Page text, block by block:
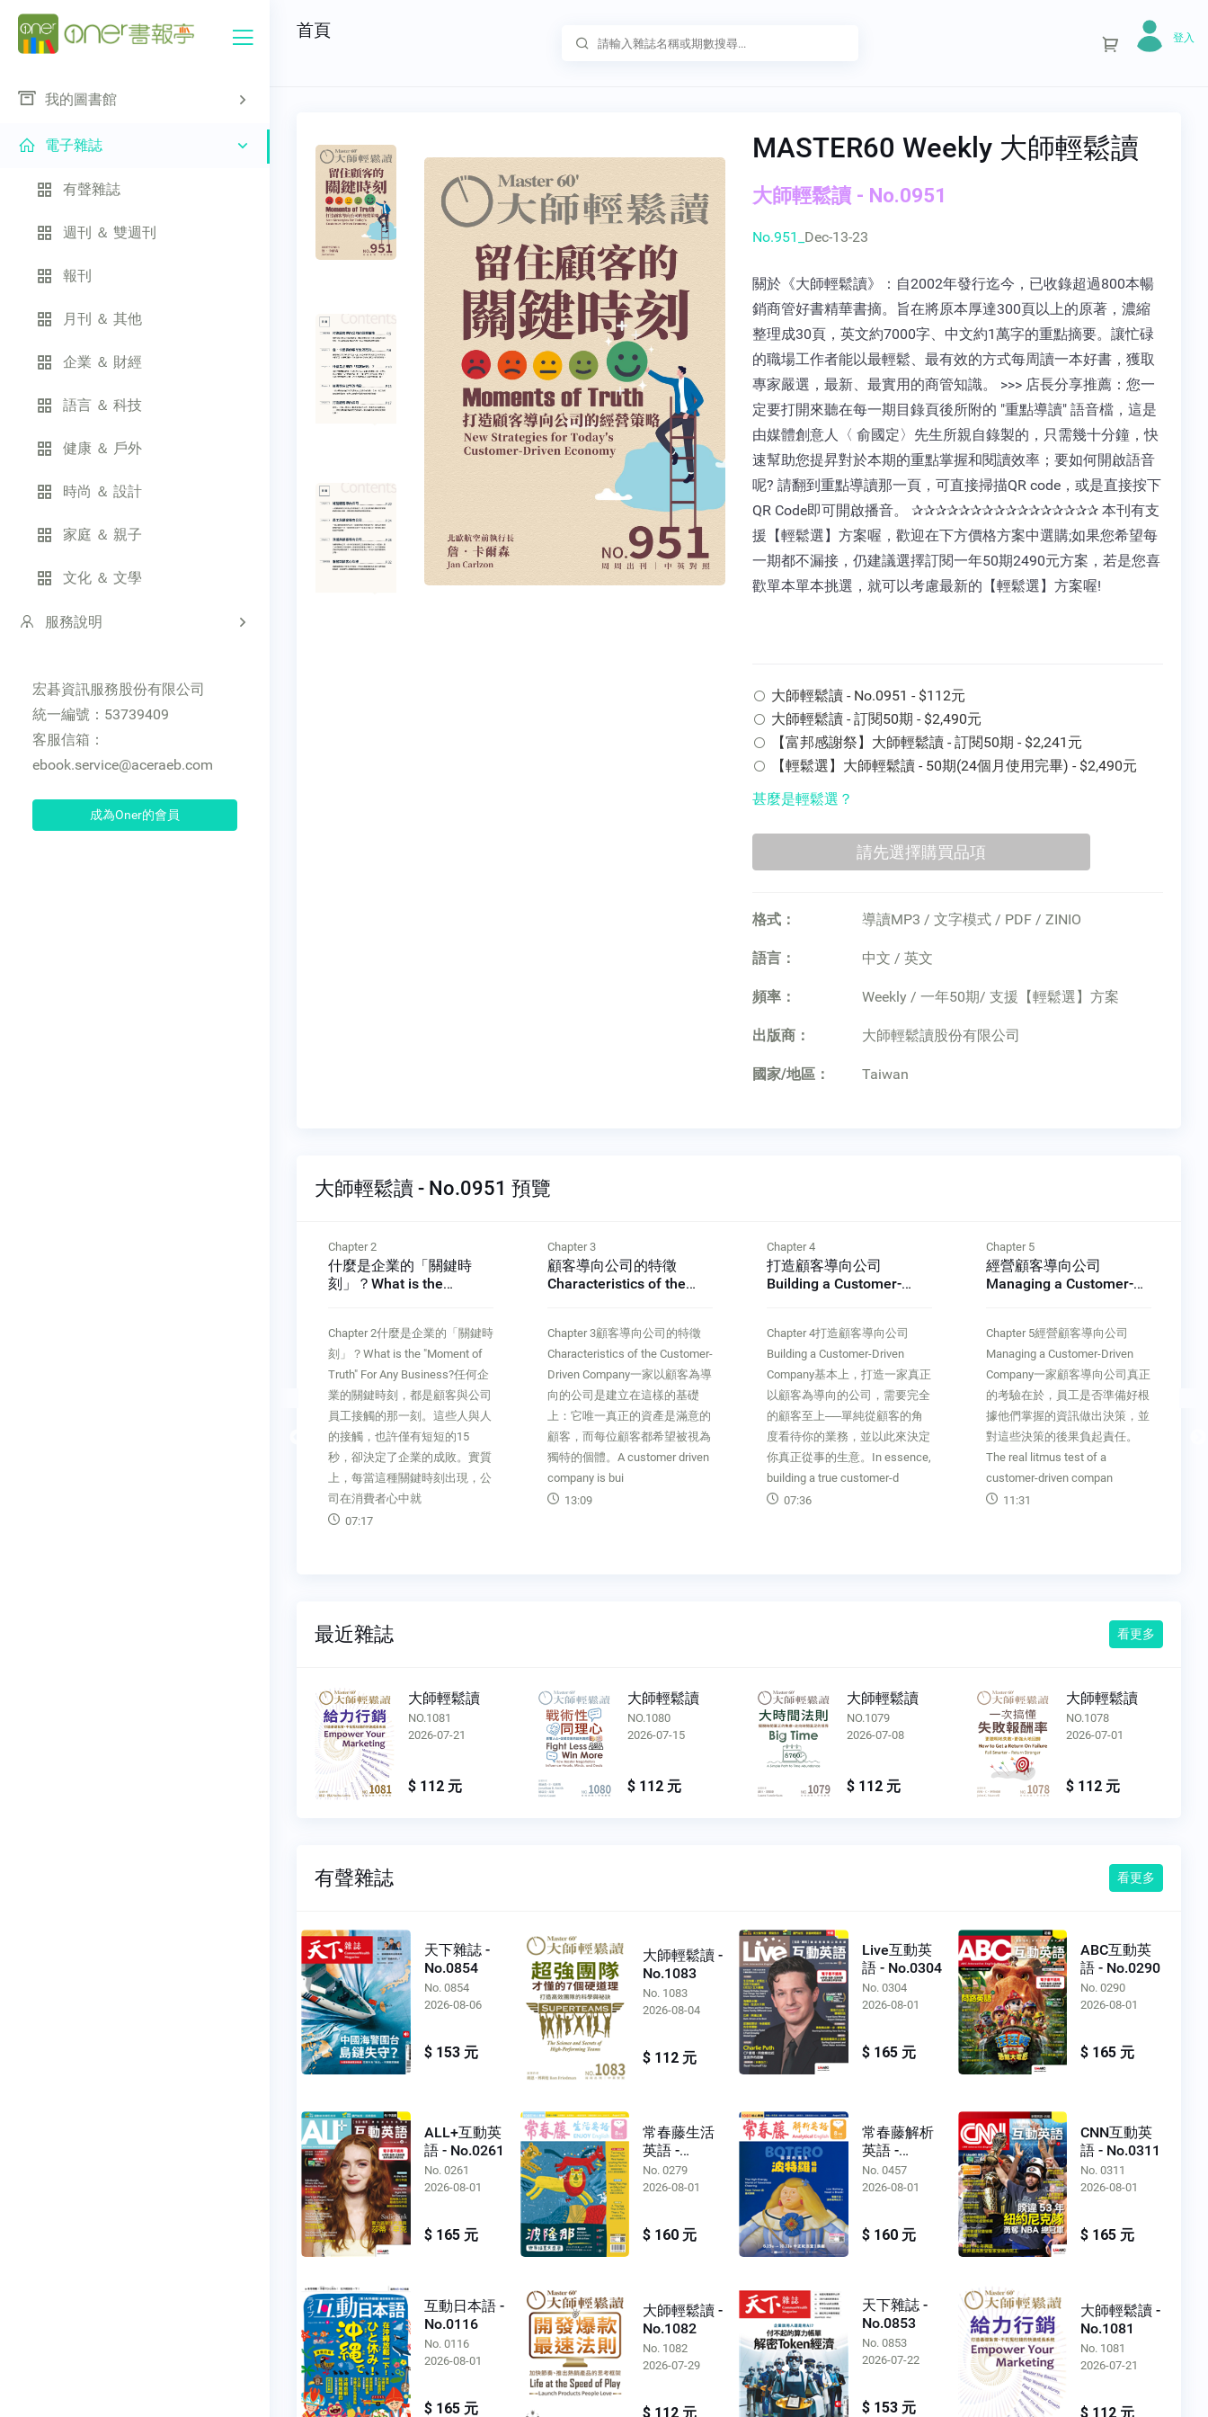
我的圖書館
電子雜誌
有聲雜誌
週刊 ＆ 雙週刊
報刊
月刊 ＆ 其他
企業 ＆ 財經
語言 ＆ 科技
健康 ＆ 戶外
時尚 ＆ 設計
家庭 ＆ 親子
文化 ＆ 文學
服務說明
宏碁資訊服務股份有限公司
統一編號：53739409
客服信箱：
ebook.service@aceraeb.com
成為Oner的會員
首頁 登入
MASTER60 Weekly 大師輕鬆讀
大師輕鬆讀 - No.0951
No.951_ Dec-13-23
關於《大師輕鬆讀》：自2002年發行迄今，已收錄超過800本暢
銷商管好書精華書摘。旨在將原本厚達300頁以上的原著，濃縮
整理成30頁，英文約7000字、中文約1萬字的重點摘要。讓忙碌
的職場工作者能以最輕鬆、最有效的方式每周讀一本好書，獲取
專家嚴選，最新、最實用的商管知識。 >>> 店長分享推薦：您一
定要打開來聽在每一期目錄頁後所附的 "重點導讀" 語音檔，這是
由媒體創意人〈 俞國定〉先生所親自錄製的，只需幾十分鐘，快
速幫助您提昇對於本期的重點掌握和閱讀效率；要如何開啟語音
呢? 請翻到重點導讀那一頁，可直接掃描QR code，或是直接按下
QR Code即可開啟播音。 ✰✰✰✰✰✰✰✰✰✰✰✰✰✰✰✰ 本刊有支
援【輕鬆選】方案喔，歡迎在下方價格方案中選購;如果您希望每
一期都不漏接，仍建議選擇訂閱一年50期2490元方案，若是您喜
歡單本單本挑選，就可以考慮最新的【輕鬆選】方案喔!
大師輕鬆讀 - No.0951 - $112元
大師輕鬆讀 - 訂閱50期 - $2,490元
【富邦感謝祭】大師輕鬆讀 - 訂閱50期 - $2,241元
【輕鬆選】大師輕鬆讀 - 50期(24個月使用完畢) - $2,490元
甚麼是輕鬆選？
格式： 導讀MP3 / 文字模式 / PDF / ZINIO
語言： 中文 / 英文
頻率： Weekly / 一年50期/ 支援【輕鬆選】方案
出版商： 大師輕鬆讀股份有限公司
國家/地區： Taiwan
大師輕鬆讀 - No.0951 預覽
Previous
Chapter 2
什麼是企業的「關鍵時
刻」？What is the
Chapter 2什麼是企業的「關鍵時
刻」？What is the "Moment of
Truth" For Any Business?任何企
業的關鍵時刻，都是顧客與公司
員工接觸的那一刻。這些人與人
的接觸，也許僅有短短的15
秒，卻決定了企業的成敗。實質
上，每當這種關鍵時刻出現，公
司在消費者心中就
07:17
Chapter 3
顧客導向公司的特徵
Characteristics of the
Chapter 3顧客導向公司的特徵
Characteristics of the Customer-
Driven Company一家以顧客為導
向的公司是建立在這樣的基礎
上：它唯一真正的資產是滿意的
顧客，而每位顧客都希望被視為
獨特的個體。A customer driven
company is bui
13:09
Chapter 4
打造顧客導向公司
Building a Customer-
Chapter 4打造顧客導向公司
Building a Customer-Driven
Company基本上，打造一家真正
以顧客為導向的公司，需要完全
的顧客至上──單純從顧客的角
度看待你的業務，並以此來決定
你真正從事的生意。In essence,
building a true customer-d
07:36
Chapter 5
經營顧客導向公司
Managing a Customer-
Chapter 5經營顧客導向公司
Managing a Customer-Driven
Company一家顧客導向公司真正
的考驗在於，員工是否準備好根
據他們掌握的資訊做出決策，並
對這些決策的後果負起責任。
The real litmus test of a
customer-driven compan
11:31
最近雜誌 看更多
大師輕鬆讀
NO.1081
2026-07-21
$ 112 元
大師輕鬆讀
NO.1080
2026-07-15
$ 112 元
大師輕鬆讀
NO.1079
2026-07-08
$ 112 元
大師輕鬆讀
NO.1078
2026-07-01
$ 112 元
有聲雜誌 看更多
天下雜誌 -
No.0854
No. 0854
2026-08-06
$ 153 元
大師輕鬆讀 -
No.1083
No. 1083
2026-08-04
$ 112 元
Live互動英
語 - No.0304
No. 0304
2026-08-01
$ 165 元
ABC互動英
語 - No.0290
No. 0290
2026-08-01
$ 165 元
ALL+互動英
語 - No.0261
No. 0261
2026-08-01
$ 165 元
常春藤生活
英語 -
No.0279
No. 0279
2026-08-01
$ 160 元
常春藤解析
英語 -
No.0457
No. 0457
2026-08-01
$ 160 元
CNN互動英
語 - No.0311
No. 0311
2026-08-01
$ 165 元
互動日本語 -
No.0116
No. 0116
2026-08-01
$ 165 元
大師輕鬆讀 -
No.1082
No. 1082
2026-07-29
$ 112 元
天下雜誌 -
No.0853
No. 0853
2026-07-22
$ 153 元
大師輕鬆讀 -
No.1081
No. 1081
2026-07-21
$ 112 元